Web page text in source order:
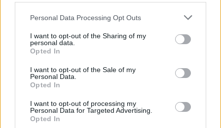
Personal Data Processing Opt Outs
I want to opt-out of the Sharing of my
personal data.
Opted In
I want to opt-out of the Sale of my
Personal Data.
Opted In
I want to opt-out of processing my
Personal Data for Targeted Advertising.
Opted In
negyedév folyamán 38-39 cent lehet. Bár a 2. negyedéves...
KEDVES OLVASÓNK!
A keresett cikk a portfolio.hu hírarchívumához
tartozik, melynek olvasása előfizetéses
Az előfizetés a következőket tartalmazza:
Portfolio.hu teljes cikkarchívum